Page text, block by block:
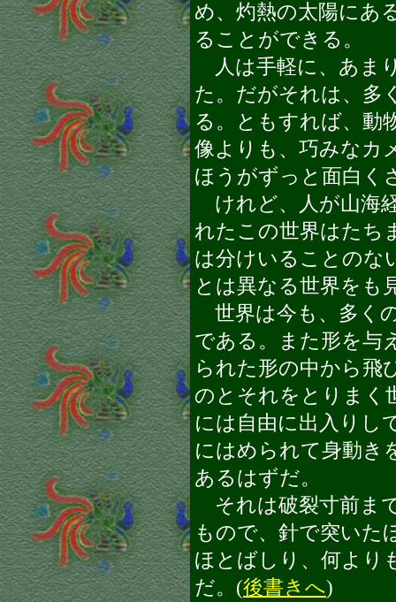
め、灼熱の太陽にあ
ることができる。
人は手軽に、あま
た。だがそれは、多
る。ともすれば、動
像よりも、巧みなカ
ほうがずっと面白く
けれど、人が山海
れたこの世界はたち
は分けいることのな
とは異なる世界をも
世界は今も、多く
である。また形を与
られた形の中から飛
のとそれをとりまく
には自由に出入りし
にはめられて身動き
あるはずだ。
それは破裂寸前ま
もので、針で突いた
ほとばしり、何より
だ。(後書きへ)